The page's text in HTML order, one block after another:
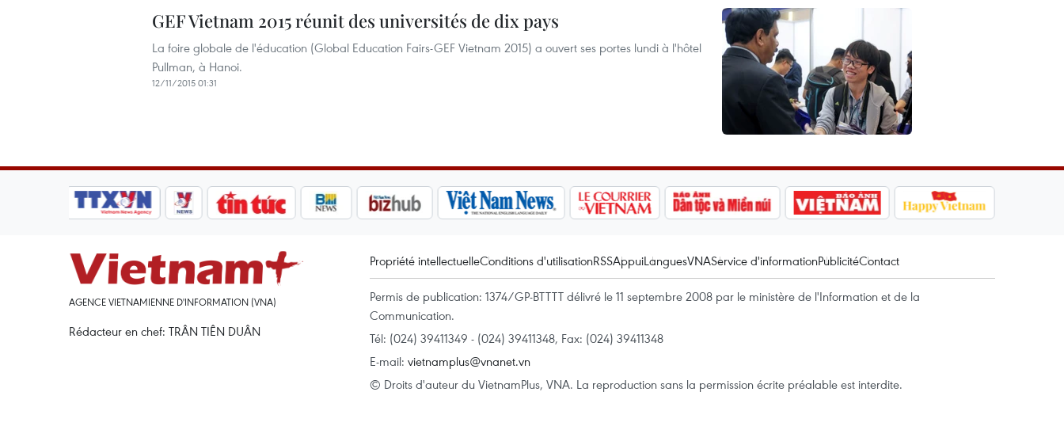
GEF Vietnam 2015 réunit des universités de dix pays
La foire globale de l'éducation (Global Education Fairs-GEF Vietnam 2015) a ouvert ses portes lundi à l'hôtel
Pullman, à Hanoi.
12/11/2015 01:31
AGENCE VIETNAMIENNE D'INFORMATION (VNA)
Rédacteur en chef: TRÂN TIÊN DUÂN
Propriété intellectuelleConditions d'utilisationRSSAppuiLanguesVNAService d'informationPublicitéContact
Permis de publication: 1374/GP-BTTTT délivré le 11 septembre 2008 par le ministère de l'Information et de la
Communication.
Tél: (024) 39411349 - (024) 39411348, Fax: (024) 39411348
E-mail: vietnamplus@vnanet.vn
© Droits d'auteur du VietnamPlus, VNA. La reproduction sans la permission écrite préalable est interdite.